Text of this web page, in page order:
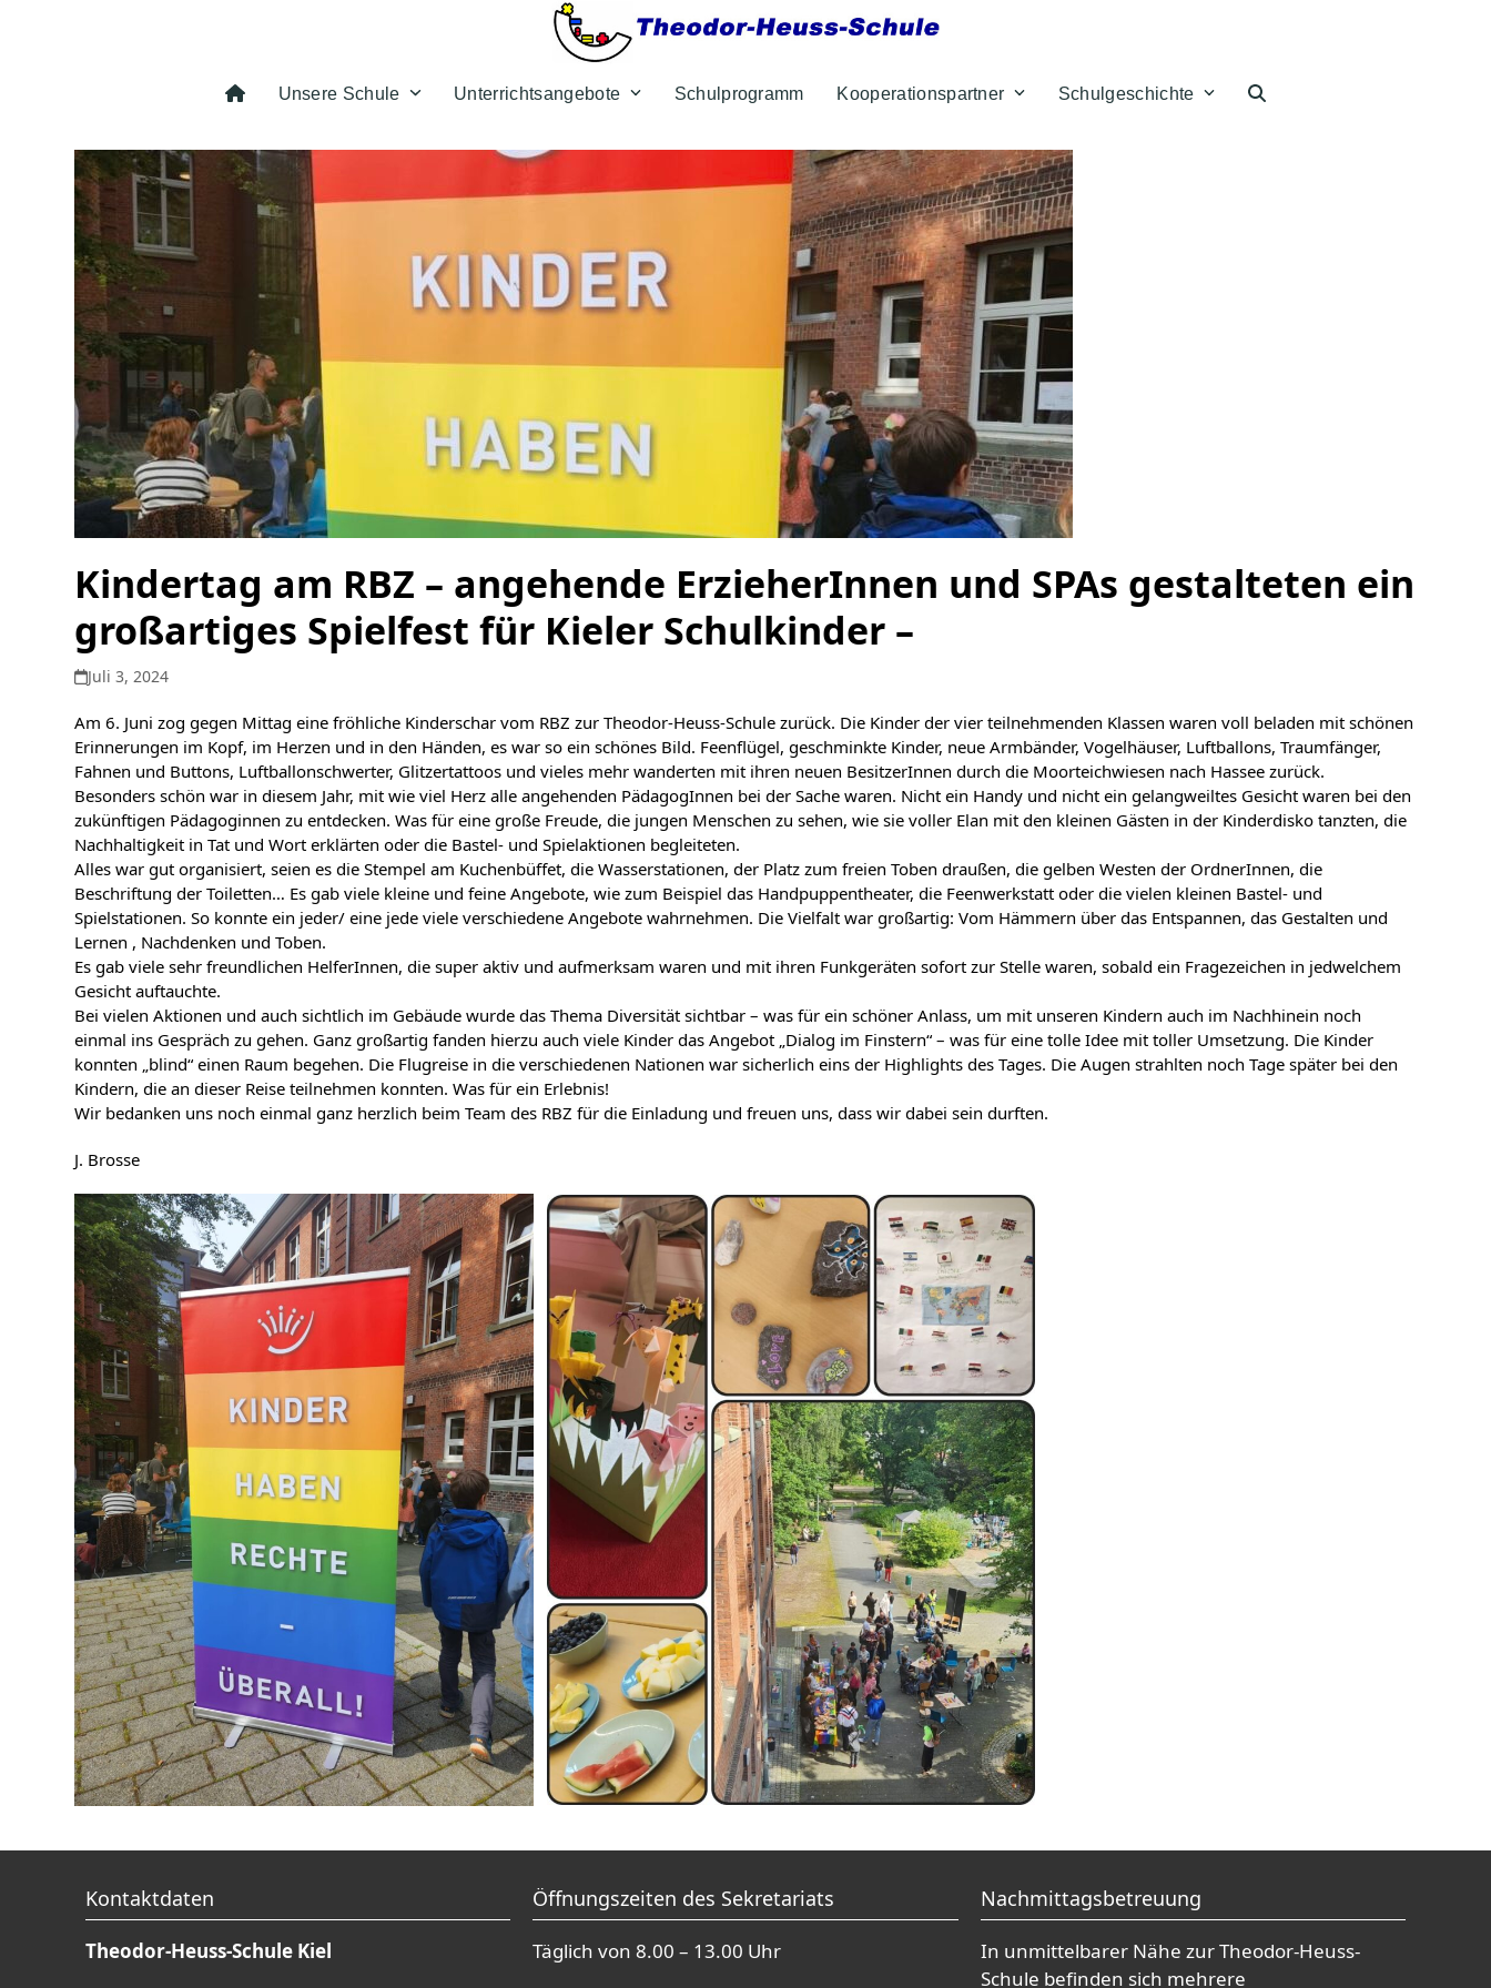
Unsere Schule Unterrichtsangebote Schulprogramm Kooperationspartner Schulgeschichte
Kindertag am RBZ – angehende ErzieherInnen und SPAs gestalteten ein
großartiges Spielfest für Kieler Schulkinder –
Juli 3, 2024
Am 6. Juni zog gegen Mittag eine fröhliche Kinderschar vom RBZ zur Theodor-Heuss-Schule zurück. Die Kinder der vier teilnehmenden Klassen waren voll beladen mit schönen
Erinnerungen im Kopf, im Herzen und in den Händen, es war so ein schönes Bild. Feenflügel, geschminkte Kinder, neue Armbänder, Vogelhäuser, Luftballons, Traumfänger,
Fahnen und Buttons, Luftballonschwerter, Glitzertattoos und vieles mehr wanderten mit ihren neuen BesitzerInnen durch die Moorteichwiesen nach Hassee zurück.
Besonders schön war in diesem Jahr, mit wie viel Herz alle angehenden PädagogInnen bei der Sache waren. Nicht ein Handy und nicht ein gelangweiltes Gesicht waren bei den
zukünftigen Pädagoginnen zu entdecken. Was für eine große Freude, die jungen Menschen zu sehen, wie sie voller Elan mit den kleinen Gästen in der Kinderdisko tanzten, die
Nachhaltigkeit in Tat und Wort erklärten oder die Bastel- und Spielaktionen begleiteten.
Alles war gut organisiert, seien es die Stempel am Kuchenbüffet, die Wasserstationen, der Platz zum freien Toben draußen, die gelben Westen der OrdnerInnen, die
Beschriftung der Toiletten… Es gab viele kleine und feine Angebote, wie zum Beispiel das Handpuppentheater, die Feenwerkstatt oder die vielen kleinen Bastel- und
Spielstationen. So konnte ein jeder/ eine jede viele verschiedene Angebote wahrnehmen. Die Vielfalt war großartig: Vom Hämmern über das Entspannen, das Gestalten und
Lernen , Nachdenken und Toben.
Es gab viele sehr freundlichen HelferInnen, die super aktiv und aufmerksam waren und mit ihren Funkgeräten sofort zur Stelle waren, sobald ein Fragezeichen in jedwelchem
Gesicht auftauchte.
Bei vielen Aktionen und auch sichtlich im Gebäude wurde das Thema Diversität sichtbar – was für ein schöner Anlass, um mit unseren Kindern auch im Nachhinein noch
einmal ins Gespräch zu gehen. Ganz großartig fanden hierzu auch viele Kinder das Angebot „Dialog im Finstern“ – was für eine tolle Idee mit toller Umsetzung. Die Kinder
konnten „blind“ einen Raum begehen. Die Flugreise in die verschiedenen Nationen war sicherlich eins der Highlights des Tages. Die Augen strahlten noch Tage später bei den
Kindern, die an dieser Reise teilnehmen konnten. Was für ein Erlebnis!
Wir bedanken uns noch einmal ganz herzlich beim Team des RBZ für die Einladung und freuen uns, dass wir dabei sein durften.
J. Brosse
Kontaktdaten
Theodor-Heuss-Schule Kiel
Öffnungszeiten des Sekretariats
Täglich von 8.00 – 13.00 Uhr
Nachmittagsbetreuung
In unmittelbarer Nähe zur Theodor-Heuss-
Schule befinden sich mehrere